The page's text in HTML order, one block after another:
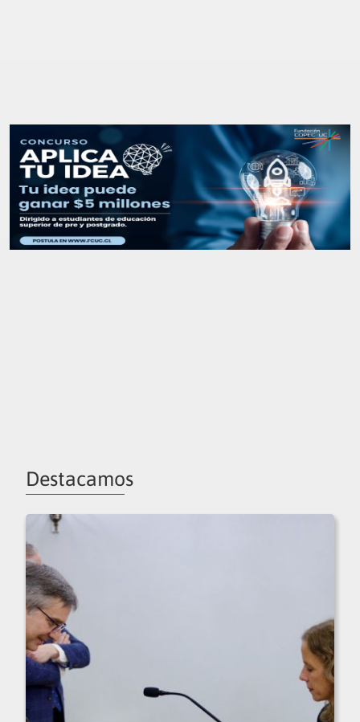
Destacamos